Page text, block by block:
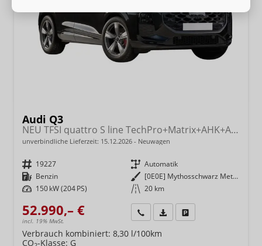
Audi Q3
NEU TFSI quattro S line TechPro+Matrix+AHK+Alu19+KlimaPlus+ExtSchwarz+DCC
unverbindliche Lieferzeit: 15.12.2026 Neuwagen
Fahrzeugnr. 19227 Getriebe Automatik
Kraftstoff Benzin Außenfarbe
[0E0E] Mythosschwarz Metallic
Leistung 150 kW (204 PS) Kilometerstand 20 km
52.990,– €
incl. 19% MwSt.
Wir rufen Sie anFahrzeugexposé (PDF)
Verbrauch kombiniert: 8,30 l/100km
CO -Klasse: G